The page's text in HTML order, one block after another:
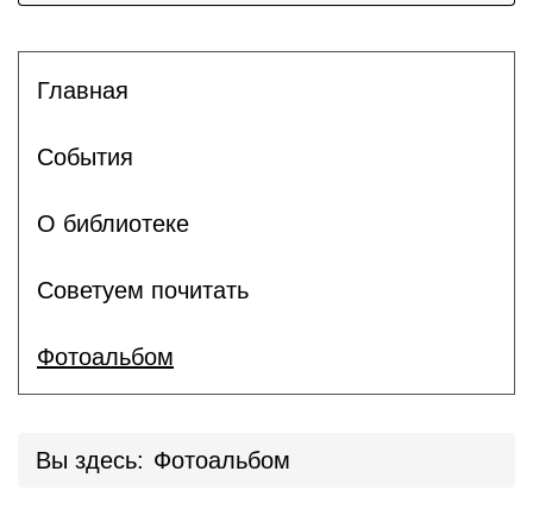
Главная
События
О библиотеке
Советуем почитать
Фотоальбом
Вы здесь: Фотоальбом